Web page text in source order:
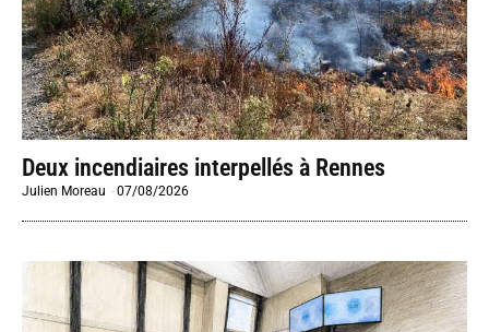
Deux incendiaires interpellés à Rennes
Julien Moreau -07/08/2026